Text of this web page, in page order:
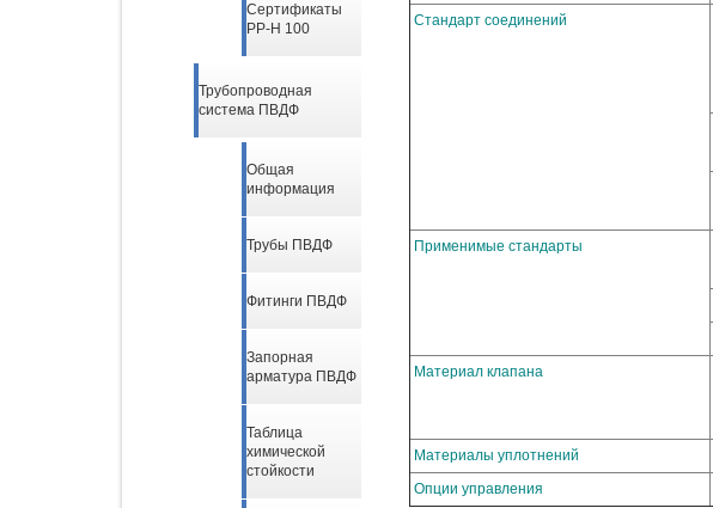
Стандарт соединений
Применимые стандарты
Материал клапана
Материалы уплотнений
Опции управления
Сертификаты
PP-H 100
Трубопроводная
система ПВДФ
Общая
информация
Трубы ПВДФ
Фитинги ПВДФ
Запорная
арматура ПВДФ
Таблица
химической
стойкости